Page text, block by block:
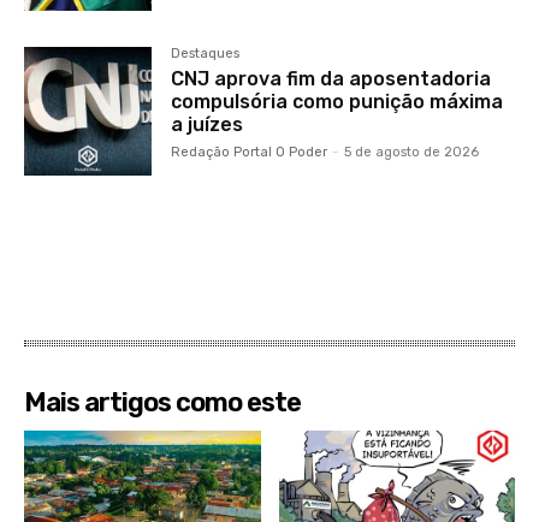
Destaques
CNJ aprova fim da aposentadoria
compulsória como punição máxima
a juízes
Redação Portal O Poder - 5 de agosto de 2026
Mais artigos como este